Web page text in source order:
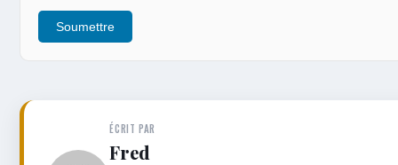
Soumettre
ÉCRIT PAR
Fred